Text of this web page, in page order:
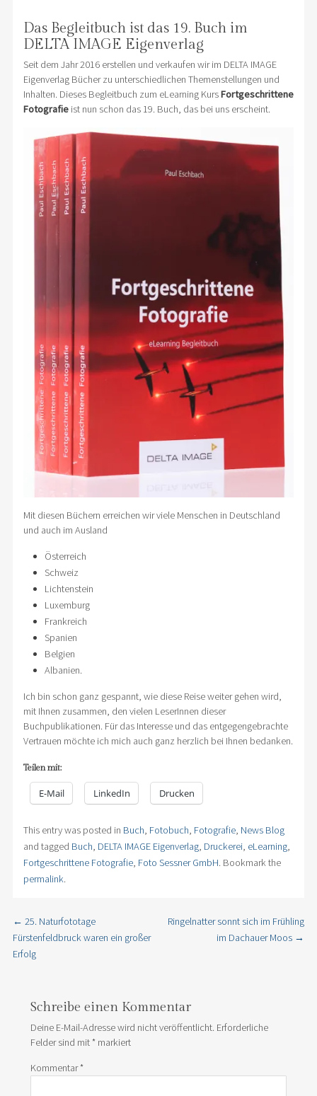
Das Begleitbuch ist das 19. Buch im
DELTA IMAGE Eigenverlag
Seit dem Jahr 2016 erstellen und verkaufen wir im DELTA IMAGE
Eigenverlag Bücher zu unterschiedlichen Themenstellungen und
Inhalten. Dieses Begleitbuch zum eLearning KursFortgeschrittene
Fotografieist nun schon das 19. Buch, das bei uns erscheint.
Mit diesen Büchern erreichen wir viele Menschen in Deutschland
und auch im Ausland
Österreich
Schweiz
Lichtenstein
Luxemburg
Frankreich
Spanien
Belgien
Albanien.
Ich bin schon ganz gespannt, wie diese Reise weiter gehen wird,
mit Ihnen zusammen, den vielen LeserInnen dieser
Buchpublikationen. Für das Interesse und das entgegengebrachte
Vertrauen möchte ich mich auch ganz herzlich bei Ihnen bedanken.
Teilen mit:
E-Mail LinkedIn Drucken
This entry was posted in Buch, Fotobuch, Fotografie, News Blog
and tagged Buch, DELTA IMAGE Eigenverlag, Druckerei, eLearning,
Fortgeschrittene Fotografie, Foto Sessner GmbH. Bookmark the
permalink.
Post navigation
← 25. Naturfototage
Fürstenfeldbruck waren ein großer
Erfolg
Ringelnatter sonnt sich im Frühling
im Dachauer Moos →
Schreibe einen Kommentar
Deine E-Mail-Adresse wird nicht veröffentlicht. Erforderliche
Felder sind mit*markiert
Kommentar*